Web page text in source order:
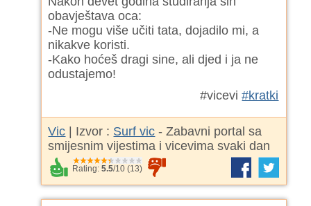
obavještava oca:
-Ne mogu više učiti tata, dojadilo mi, a
nikakve koristi.
-Kako hoćeš dragi sine, ali djed i ja ne
odustajemo!
#vicevi#kratki
Vic | Izvor : Surf vic - Zabavni portal sa
smijesnim vijestima i vicevima svaki dan
Rating:5.5/10 (13)